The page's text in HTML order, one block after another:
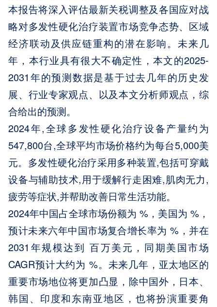
本报告将深入评估最新关税调整及各国应对战
略对多发性硬化治疗装置市场竞争态势、区域
经济联动及供应链重构的潜在影响。未来几
年，本行业具有很大不确定性，本文的2025-
2031年的预测数据是基于过去几年的历史发
展、行业专家观点、以及本文分析师观点，综
合给出的预测。
2024年,全球多发性硬化治疗设备产量约为
547,800台,全球平均市场价格约为每台5,000美
元。多发性硬化治疗采用多种装置,包括可穿戴
设备与辅助技术,用于缓解行走困难,肌肉无力,
疲劳等症状,并帮助改善日常生活功能。
2024年中国占全球市场份额为 %，美国为 %，
预计未来六年中国市场复合增长率为 %，并在
2031年规模达到 百万美元，同期美国市场
CAGR预计大约为 %。未来几年，亚太地区的
重要市场地位将更加凸显，除中国外，日本、
韩国、印度和东南亚地区，也将扮演重要角